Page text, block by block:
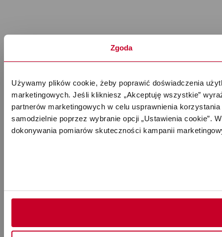
Zgoda
Używamy plików cookie, żeby poprawić doświadczenia
marketingowych. Jeśli klikniesz „Akceptuję wszystkie”
partnerów marketingowych w celu usprawnienia
samodzielnie poprzez wybranie opcji „Ustawienia cookie”.
dokonywania pomiarów skuteczności kampanii